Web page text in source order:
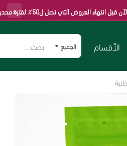
التي تصل ل50٪ لفترة محدودة ×
الأقسام الجميع